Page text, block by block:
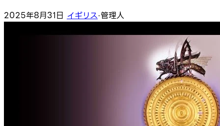
2025年8月31日 イギリス·管理人